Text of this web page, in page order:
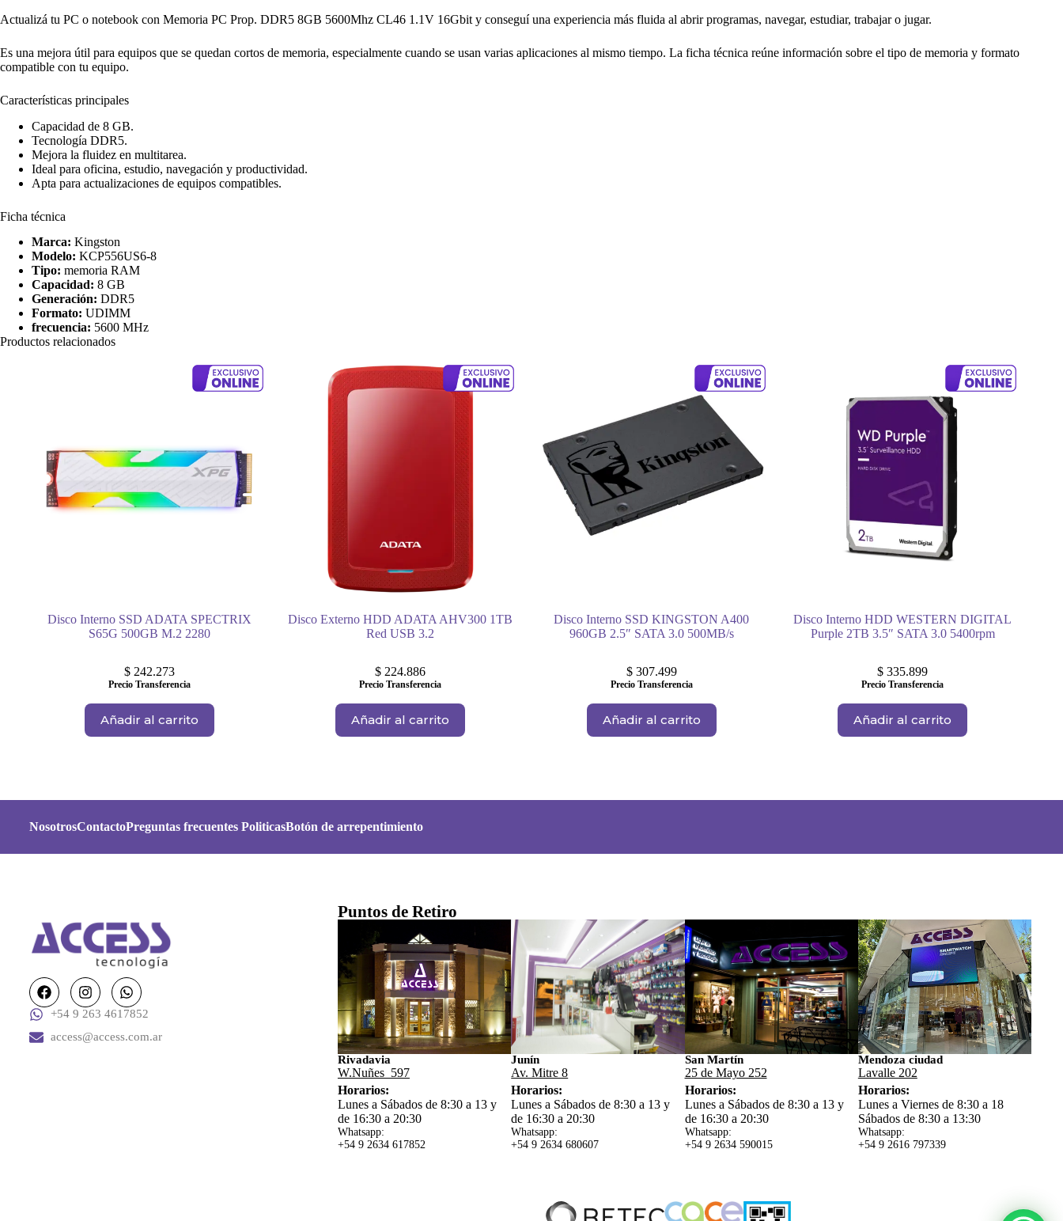
Actualizá tu PC o notebook con Memoria PC Prop. DDR5 8GB 5600Mhz CL46 1.1V 16Gbit y conseguí una experiencia más fluida al abrir programas, navegar, estudiar, trabajar o jugar.
Es una mejora útil para equipos que se quedan cortos de memoria, especialmente cuando se usan varias aplicaciones al mismo tiempo. La ficha técnica reúne información sobre el tipo de memoria y formato
compatible con tu equipo.
Características principales
Capacidad de 8 GB.
Tecnología DDR5.
Mejora la fluidez en multitarea.
Ideal para oficina, estudio, navegación y productividad.
Apta para actualizaciones de equipos compatibles.
Ficha técnica
Marca: Kingston
Modelo: KCP556US6-8
Tipo: memoria RAM
Capacidad: 8 GB
Generación: DDR5
Formato: UDIMM
frecuencia: 5600 MHz
Productos relacionados
Disco Interno SSD ADATA SPECTRIX
S65G 500GB M.2 2280
$242.273
Precio Transferencia
Añadir al carrito
Disco Externo HDD ADATA AHV300 1TB
Red USB 3.2
$ 224.886
Precio Transferencia
Añadir al carrito
Disco Interno SSD KINGSTON A400
960GB 2.5″ SATA 3.0 500MB/s
$307.499
Precio Transferencia
Añadir al carrito
Disco Interno HDD WESTERN DIGITAL
Purple 2TB 3.5″ SATA 3.0 5400rpm
$ 335.899
Precio Transferencia
Añadir al carrito
NosotrosContactoPreguntas frecuentes PoliticasBotón de arrepentimiento
+54 9 263 4617852
access@access.com.ar
Puntos de Retiro
Rivadavia
W.Nuñes 597
Horarios:
Lunes a Sábados de 8:30 a 13 y
de 16:30 a 20:30
Whatsapp:
+54 9 2634 617852
Junín
Av. Mitre 8
Horarios:
Lunes a Sábados de 8:30 a 13 y
de 16:30 a 20:30
Whatsapp:
+54 9 2634 680607
San Martín
25 de Mayo 252
Horarios:
Lunes a Sábados de 8:30 a 13 y
de 16:30 a 20:30
Whatsapp:
+54 9 2634 590015
Mendoza ciudad
Lavalle 202
Horarios:
Lunes a Viernes de 8:30 a 18
Sábados de 8:30 a 13:30
Whatsapp:
+54 9 2616 797339